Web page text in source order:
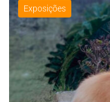
Exposições